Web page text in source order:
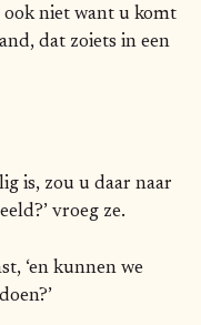
ook niet want u komt
dat zoiets in een
is, zou u daar naar
vroeg ze.
‘en kunnen we